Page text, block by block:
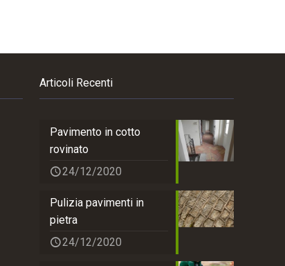
Articoli Recenti
Pavimento in cotto
rovinato
24/12/2020
Pulizia pavimenti in
pietra
24/12/2020